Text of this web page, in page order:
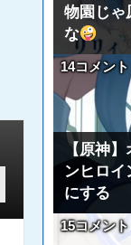
物園じゃ
な
14コメント
【原神
ンヒロ
にする
15コメント